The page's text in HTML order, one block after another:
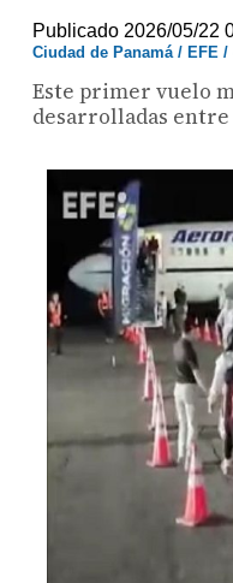
Publicado 2026/05/22
Ciudad de Panamá / EFE
Este primer vuelo
desarrolladas entre